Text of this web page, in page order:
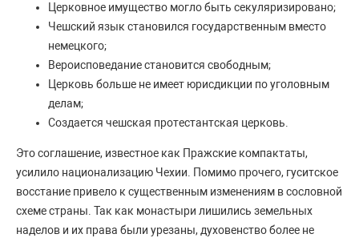
Церковное имущество могло быть секуляризировано;
Чешский язык становился государственным вместо
немецкого;
Вероисповедание становится свободным;
Церковь больше не имеет юрисдикции по уголовным
делам;
Создается чешская протестантская церковь.
Это соглашение, известное как Пражские компактаты,
усилило национализацию Чехии. Помимо прочего, гуситское
восстание привело к существенным изменениям в сословной
схеме страны. Так как монастыри лишились земельных
наделов и их права были урезаны, духовенство более не